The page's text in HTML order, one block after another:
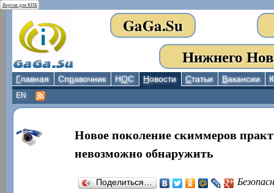
Версия для КПК
GaGa.Su
Нижнего
Главная Справочник НОС Новости Статьи Вакансии
EN
Новое поколение скиммеров
невозможно обнаружить
Поделиться…